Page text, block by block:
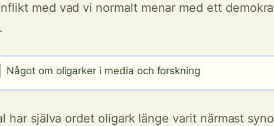
med vad vi normalt menar med ett
Något om oligarker i media och forskning
har själva ordet oligark länge varit närmast